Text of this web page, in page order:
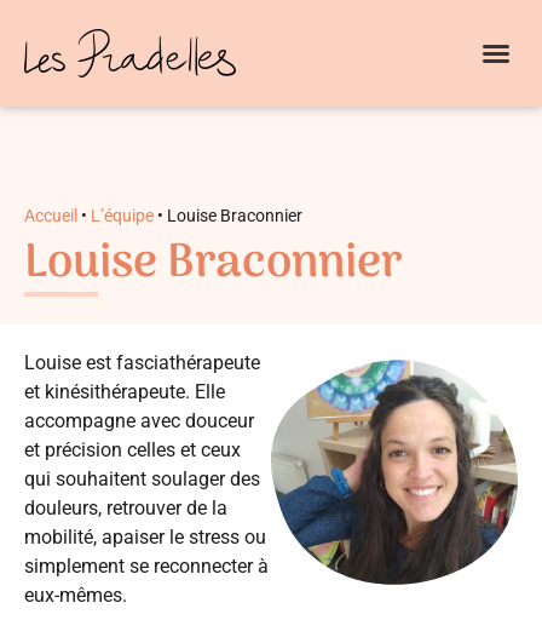
Accueil • L’équipe • Louise Braconnier
Louise Braconnier
Louise est fasciathérapeute
et kinésithérapeute. Elle
accompagne avec douceur
et précision celles et ceux
qui souhaitent soulager des
douleurs, retrouver de la
mobilité, apaiser le stress ou
simplement se reconnecter à
eux-mêmes.